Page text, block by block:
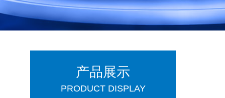
产品展示
PRODUCT DISPLAY